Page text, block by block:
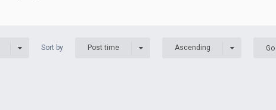
Sort by Post time Ascending